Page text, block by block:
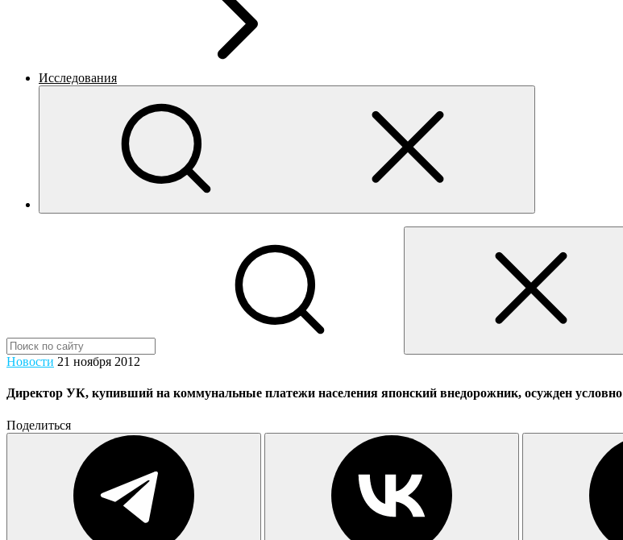
Исследования
Новости 21 ноября 2012
Директор УК, купивший на коммунальные платежи населения японский внедорожник, осужден условно
Поделиться